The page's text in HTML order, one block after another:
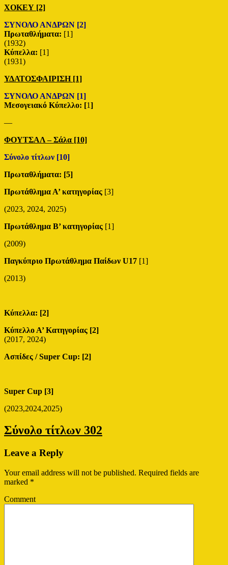
ΧΟΚΕΥ [2]
ΣΥΝΟΛΟ ΑΝΔΡΩΝ [2]
Πρωταθλήματα: [1]
(1932)
Κύπελλα: [1]
(1931)
ΥΔΑΤΟΣΦΑΙΡΙΣΗ [1]
ΣΥΝΟΛΟ ΑΝΔΡΩΝ [1]
Μεσογειακό Κύπελλο: [1]
—
ΦΟΥΤΣΑΛ – Σάλα [10]
Σύνολο τίτλων [10]
Πρωταθλήματα: [5]
Πρωτάθλημα Α’ κατηγορίας [3]
(2023, 2024, 2025)
Πρωτάθλημα Β’ κατηγορίας [1]
(2009)
Παγκύπριο Πρωτάθλημα Παίδων U17 [1]
(2013)
Κύπελλα: [2]
Κύπελλο Α’ Κατηγορίας [2]
(2017, 2024)
Ασπίδες / Super Cup: [2]
Super Cup [3]
(2023,2024,2025)
Σύνολο τίτλων 302
Leave a Reply
Your email address will not be published. Required fields are
marked *
Comment